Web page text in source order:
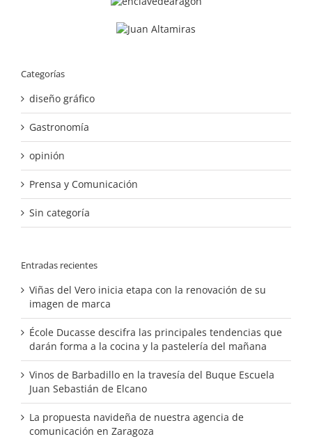
Categorías
diseño gráfico
Gastronomía
opinión
Prensa y Comunicación
Sin categoría
Entradas recientes
Viñas del Vero inicia etapa con la renovación de su
imagen de marca
École Ducasse descifra las principales tendencias que
darán forma a la cocina y la pastelería del mañana
Vinos de Barbadillo en la travesía del Buque Escuela
Juan Sebastián de Elcano
La propuesta navideña de nuestra agencia de
comunicación en Zaragoza